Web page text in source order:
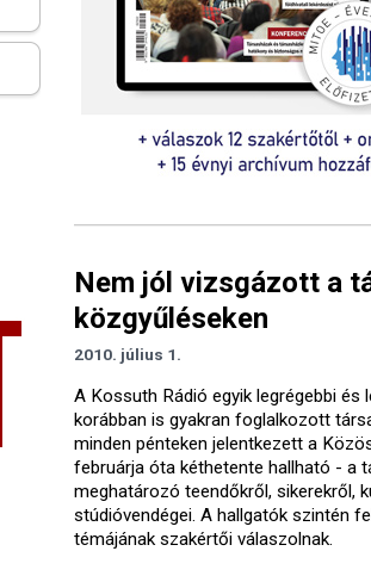
Nem jól vizsgázott a
közgyűléseken
2010. július 1.
A Kossuth Rádió egyik legrégebbi
korábban is gyakran foglalkozott
minden pénteken jelentkezett a
februárja óta kéthetente hallható - a
meghatározó teendőkről, sikerekről,
stúdióvendégei. A hallgatók szintén
témájának szakértői válaszolnak.